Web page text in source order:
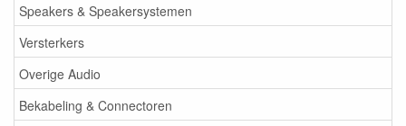
Speakers & Speakersystemen
Versterkers
Overige Audio
Bekabeling & Connectoren